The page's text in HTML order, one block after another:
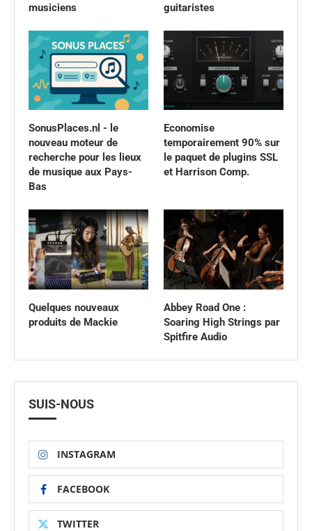
musiciens
guitaristes
SonusPlaces.nl - le
nouveau moteur de
recherche pour les lieux
de musique aux Pays-
Bas
Economise
temporairement 90% sur
le paquet de plugins SSL
et Harrison Comp.
Quelques nouveaux
produits de Mackie
Abbey Road One :
Soaring High Strings par
Spitfire Audio
SUIS-NOUS
INSTAGRAM
FACEBOOK
TWITTER